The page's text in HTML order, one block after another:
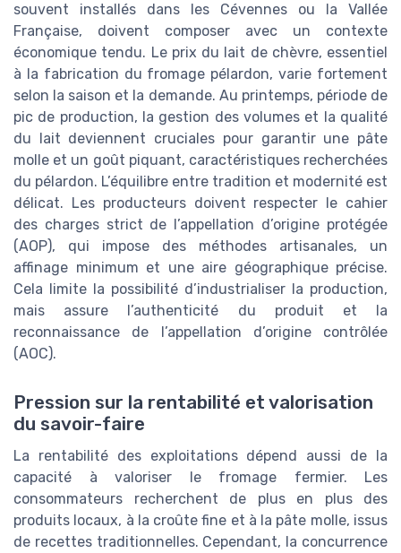
souvent installés dans les Cévennes ou la Vallée
Française, doivent composer avec un contexte
économique tendu. Le prix du lait de chèvre, essentiel
à la fabrication du fromage pélardon, varie fortement
selon la saison et la demande. Au printemps, période de
pic de production, la gestion des volumes et la qualité
du lait deviennent cruciales pour garantir une pâte
molle et un goût piquant, caractéristiques recherchées
du pélardon. L’équilibre entre tradition et modernité est
délicat. Les producteurs doivent respecter le cahier
des charges strict de l’appellation d’origine protégée
(AOP), qui impose des méthodes artisanales, un
affinage minimum et une aire géographique précise.
Cela limite la possibilité d’industrialiser la production,
mais assure l’authenticité du produit et la
reconnaissance de l’appellation d’origine contrôlée
(AOC).
Pression sur la rentabilité et valorisation
du savoir-faire
La rentabilité des exploitations dépend aussi de la
capacité à valoriser le fromage fermier. Les
consommateurs recherchent de plus en plus des
produits locaux, à la croûte fine et à la pâte molle, issus
de recettes traditionnelles. Cependant, la concurrence